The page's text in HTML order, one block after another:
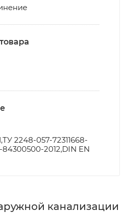
2248-057-72311668-
2012,DIN EN
канализации